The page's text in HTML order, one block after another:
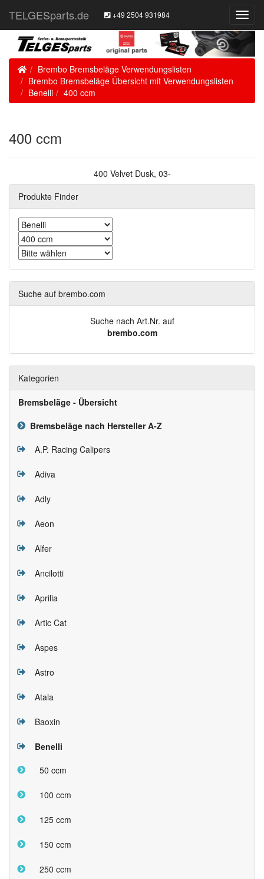
TELGESparts.de +49 2504 931984
HomeBrembo Bremsbeläge Verwendungslisten
Brembo Bremsbeläge Übersicht mit Verwendungslisten
Benelli
400 ccm
400 ccm
400 Velvet Dusk, 03-
Produkte Finder
Suche auf brembo.com
Suche nach Art.Nr. auf
brembo.com
Kategorien
Bremsbeläge - Übersicht
Bremsbeläge nach Hersteller A-Z
A.P. Racing Calipers
Adiva
Adly
Aeon
Alfer
Ancilotti
Aprilia
Artic Cat
Aspes
Astro
Atala
Baoxin
Benelli
50 ccm
100 ccm
125 ccm
150 ccm
250 ccm